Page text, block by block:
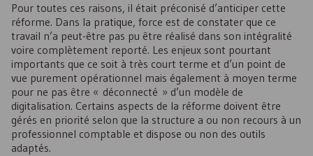
Pour toutes ces raisons, il était préconisé d’anticiper cette
réforme. Dans la pratique, force est de constater que ce
travail n’a peut-être pas pu être réalisé dans son intégralité
voire complètement reporté. Les enjeux sont pourtant
importants que ce soit à très court terme et d’un point de
vue purement opérationnel mais également à moyen terme
pour ne pas être « déconnecté » d’un modèle de
digitalisation. Certains aspects de la réforme doivent être
gérés en priorité selon que la structure a ou non recours à un
professionnel comptable et dispose ou non des outils
adaptés.